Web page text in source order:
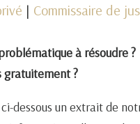
| Commissaire de
à résoudre ?
gratuitement ?
dessous un extrait de